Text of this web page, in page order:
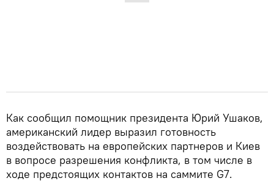
Как сообщил помощник президента Юрий Ушаков,
американский лидер выразил готовность
воздействовать на европейских партнеров и Киев
в вопросе разрешения конфликта, в том числе в
ходе предстоящих контактов на саммите G7.